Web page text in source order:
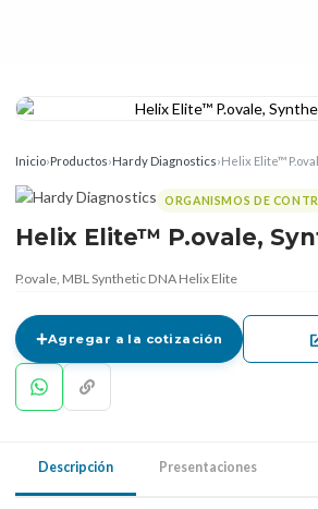
Inicio›Productos›Hardy Diagnostics›Helix Elite™
ORGANISMOS DE
Helix Elite™ P.ovale,
P.ovale, MBL Synthetic DNA Helix Elite
Agregar a la cotización
Descripción Presentaciones